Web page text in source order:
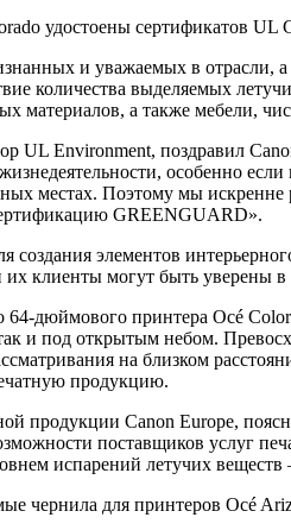
и уважаемых в отрасли,
количества выделяемых
материалов, а также мебели,
UL Environment, поздравил
особенно
местах. Поэтому мы
GREENGUARD».
элементов
клиенты могут быть уверены в
дюймового принтера Océ
и под открытым небом.
на близком
продукцию.
продукции Canon Europe,
поставщиков услуг
испарений летучих веществ
чернила для принтеров Océ